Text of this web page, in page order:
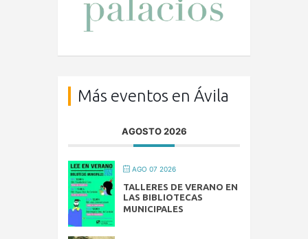
Más eventos en Ávila
AGOSTO 2026
AGO 07 2026
TALLERES DE VERANO EN
LAS BIBLIOTECAS
MUNICIPALES